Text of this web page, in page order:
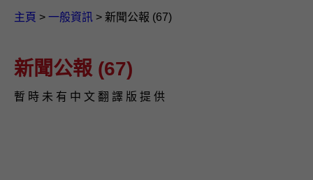
主頁 > 一般資訊​ > 新聞公報 (67)
新聞公報 (67)
暫 時 未 有 中 文 翻 譯 版 提 供